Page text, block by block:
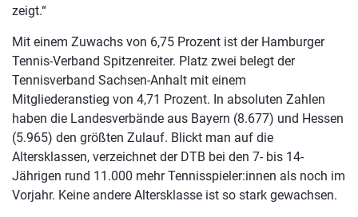
zeigt.“
Mit einem Zuwachs von 6,75 Prozent ist der Hamburger
Tennis-Verband Spitzenreiter. Platz zwei belegt der
Tennisverband Sachsen-Anhalt mit einem
Mitgliederanstieg von 4,71 Prozent. In absoluten Zahlen
haben die Landesverbände aus Bayern (8.677) und Hessen
(5.965) den größten Zulauf. Blickt man auf die
Altersklassen, verzeichnet der DTB bei den 7- bis 14-
Jährigen rund 11.000 mehr Tennisspieler:innen als noch im
Vorjahr. Keine andere Altersklasse ist so stark gewachsen.